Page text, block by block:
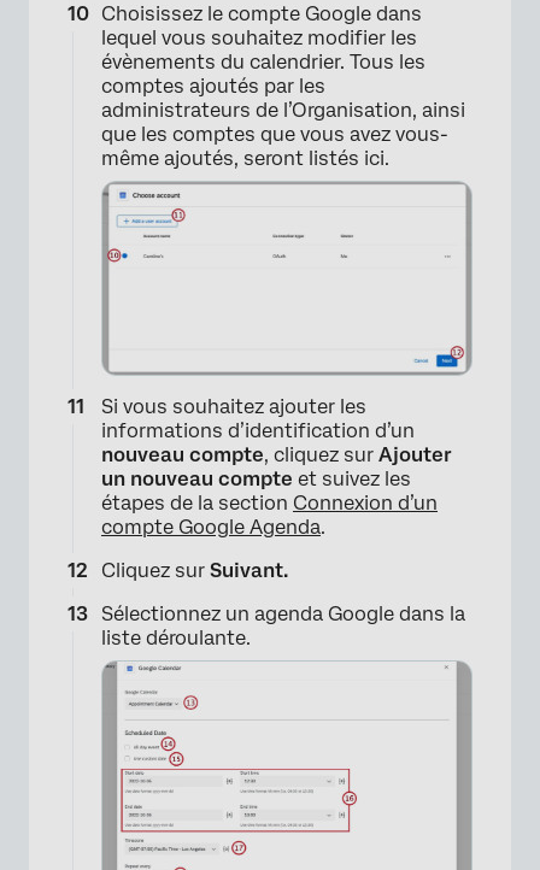
Choisissez le compte Google dans
lequel vous souhaitez modifier les
évènements du calendrier. Tous les
comptes ajoutés par les
administrateurs de l’Organisation, ainsi
que les comptes que vous avez vous-
même ajoutés, seront listés ici.
Si vous souhaitez ajouter les
informations d’identification d’un
nouveau compte, cliquez sur Ajouter
un nouveau compte et suivez les
étapes de la section Connexion d’un
compte Google Agenda.
Cliquez sur Suivant.
Sélectionnez un agenda Google dans la
liste déroulante.